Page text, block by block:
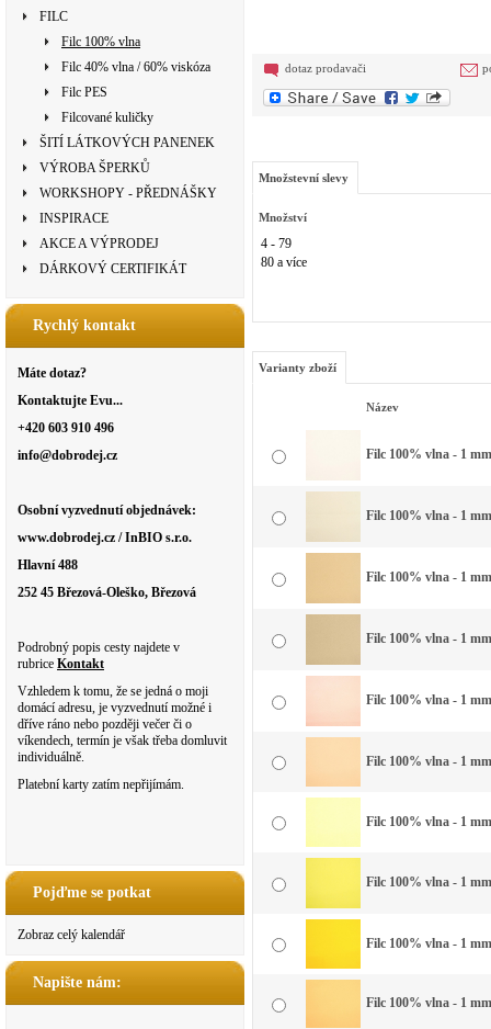
FILC
Filc 100% vlna
Filc 40% vlna / 60% viskóza
Filc PES
Filcované kuličky
ŠITÍ LÁTKOVÝCH PANENEK
VÝROBA ŠPERKŮ
WORKSHOPY - PŘEDNÁŠKY
INSPIRACE
AKCE A VÝPRODEJ
DÁRKOVÝ CERTIFIKÁT
Rychlý kontakt
Máte dotaz?
Kontaktujte Evu...
+420 603 910 496
info@dobrodej.cz
Osobní vyzvednutí objednávek:
www.dobrodej.cz / InBIO s.r.o.
Hlavní 488
252 45 Březová-Oleško, Březová
Podrobný popis cesty najdete v
rubrice Kontakt
Vzhledem k tomu, že se jedná o moji
domácí adresu, je vyzvednutí možné i
dříve ráno nebo později večer či o
víkendech, termín je však třeba domluvit
individuálně.
Platební karty zatím nepřijímám.
Pojďme se potkat
Zobraz celý kalendář
Napište nám:
dotaz prodavači
Množstevní slevy
Množství
4 - 79
80 a více
Varianty zboží
Název
Filc 100% vlna - 1
Filc 100% vlna - 1
Filc 100% vlna - 1
Filc 100% vlna - 1
Filc 100% vlna - 1
Filc 100% vlna - 1
Filc 100% vlna - 1
Filc 100% vlna - 1
Filc 100% vlna - 1
Filc 100% vlna - 1